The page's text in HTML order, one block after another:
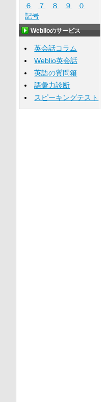
６
７ ８ ９
０
記号
Weblioのサービス
英会話コラム
Weblio英会話
英語の質問箱
語彙力診断
スピーキングテスト